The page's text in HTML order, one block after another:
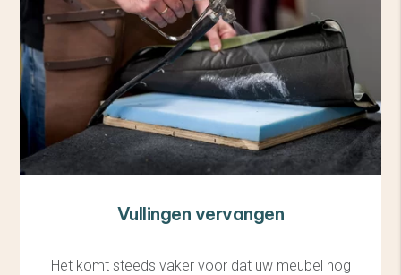
Vullingen vervangen
Het komt steeds vaker voor dat uw meubel nog